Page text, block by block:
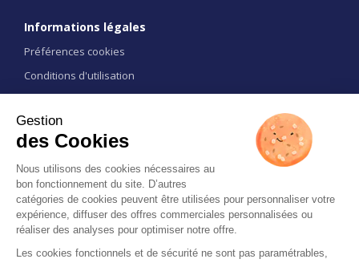
Informations légales
Préférences cookies
Conditions d'utilisation
Liens
Contact
Restez informé